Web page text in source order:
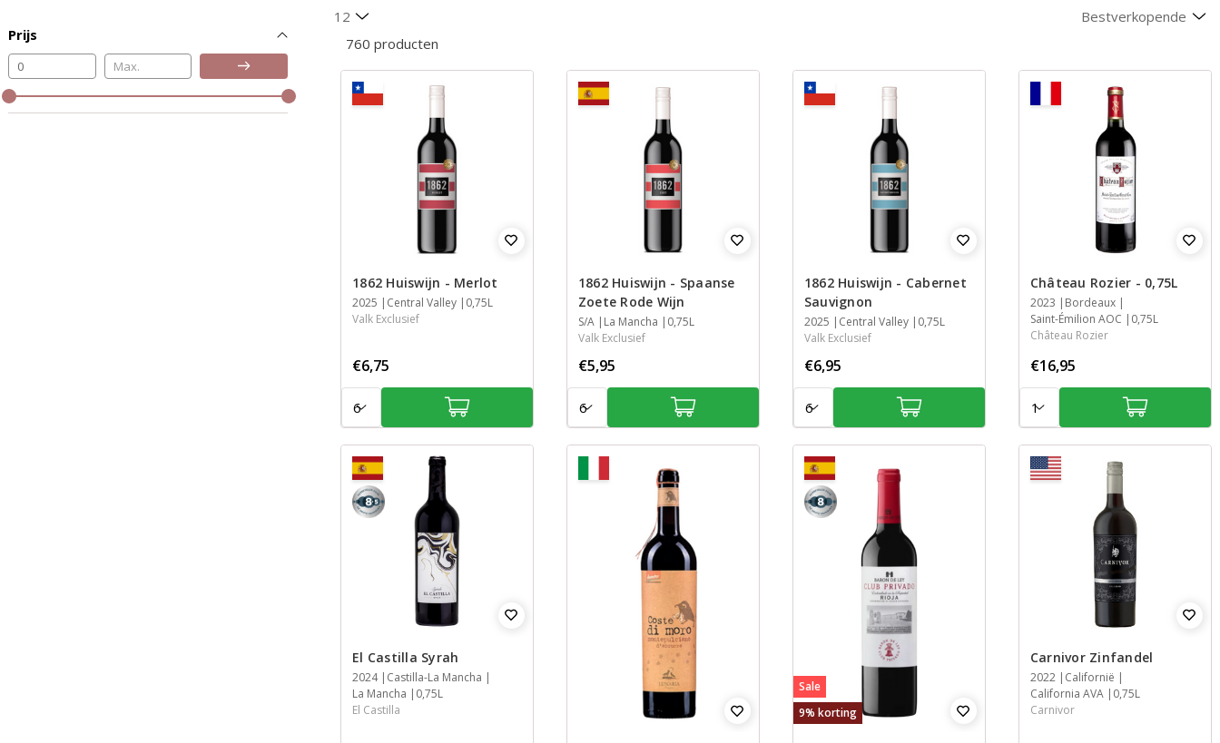
760 producten
Prijs
Bijwerken
1862 Huiswijn - Merlot
Jaar
2025
StreekCentral Valley
Inhoud
0,75L
Valk Exclusief
€6,75
1862 Huiswijn - Spaanse
Zoete Rode Wijn
Jaar
S/A
StreekLa Mancha
Inhoud
0,75L
Valk Exclusief
€5,95
1862 Huiswijn - Cabernet
Sauvignon
Jaar
2025
StreekCentral Valley
Inhoud
0,75L
Valk Exclusief
€6,95
Château Rozier - 0,75L
Jaar
2023
StreekBordeaux
Streek
Saint-Émilion AOC
Inhoud
0,75L
Château Rozier
€16,95
8,5
El Castilla Syrah
Jaar
2024
StreekCastilla-La Mancha
Streek
La Mancha
Inhoud
0,75L
El Castilla
Sale
9% korting
8
Carnivor Zinfandel
Jaar
2022
StreekCalifornië
Streek
California AVA
Inhoud
0,75L
Carnivor